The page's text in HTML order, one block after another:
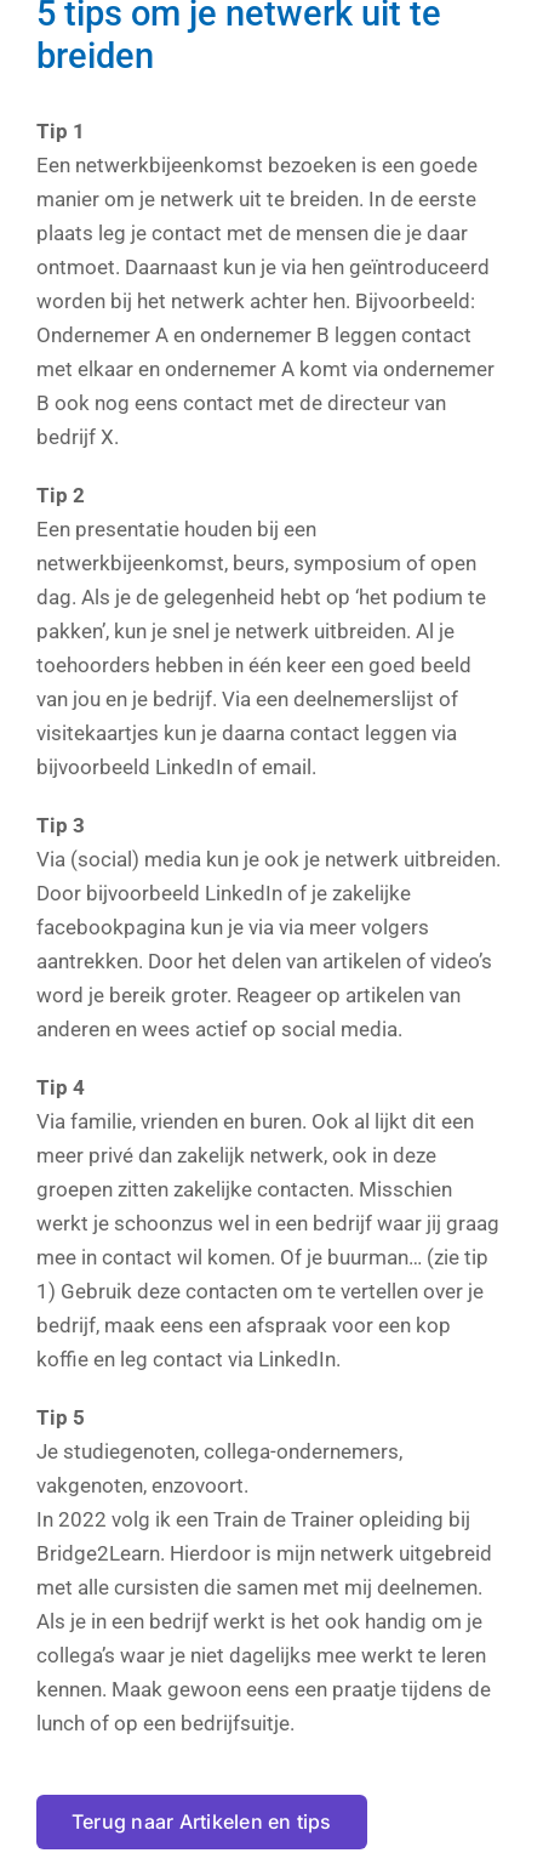
5 tips om je netwerk uit te
breiden
Tip 1
Een netwerkbijeenkomst bezoeken is een goede
manier om je netwerk uit te breiden. In de eerste
plaats leg je contact met de mensen die je daar
ontmoet. Daarnaast kun je via hen geïntroduceerd
worden bij het netwerk achter hen. Bijvoorbeeld:
Ondernemer A en ondernemer B leggen contact
met elkaar en ondernemer A komt via ondernemer
B ook nog eens contact met de directeur van
bedrijf X.
Tip 2
Een presentatie houden bij een
netwerkbijeenkomst, beurs, symposium of open
dag. Als je de gelegenheid hebt op ‘het podium te
pakken’, kun je snel je netwerk uitbreiden. Al je
toehoorders hebben in één keer een goed beeld
van jou en je bedrijf. Via een deelnemerslijst of
visitekaartjes kun je daarna contact leggen via
bijvoorbeeld LinkedIn of email.
Tip 3
Via (social) media kun je ook je netwerk uitbreiden.
Door bijvoorbeeld LinkedIn of je zakelijke
facebookpagina kun je via via meer volgers
aantrekken. Door het delen van artikelen of video’s
word je bereik groter. Reageer op artikelen van
anderen en wees actief op social media.
Tip 4
Via familie, vrienden en buren. Ook al lijkt dit een
meer privé dan zakelijk netwerk, ook in deze
groepen zitten zakelijke contacten. Misschien
werkt je schoonzus wel in een bedrijf waar jij graag
mee in contact wil komen. Of je buurman… (zie tip
1) Gebruik deze contacten om te vertellen over je
bedrijf, maak eens een afspraak voor een kop
koffie en leg contact via LinkedIn.
Tip 5
Je studiegenoten, collega-ondernemers,
vakgenoten, enzovoort.
In 2022 volg ik een Train de Trainer opleiding bij
Bridge2Learn. Hierdoor is mijn netwerk uitgebreid
met alle cursisten die samen met mij deelnemen.
Als je in een bedrijf werkt is het ook handig om je
collega’s waar je niet dagelijks mee werkt te leren
kennen. Maak gewoon eens een praatje tijdens de
lunch of op een bedrijfsuitje.
Terug naar Artikelen en tips